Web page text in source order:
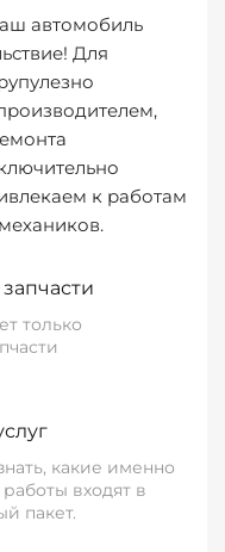
автомобиль
Для
к работам
только
какие именно
входят в
пакет.